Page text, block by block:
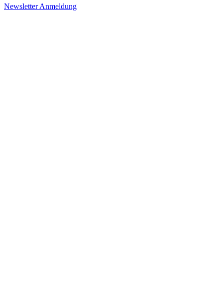
Newsletter Anmeldung